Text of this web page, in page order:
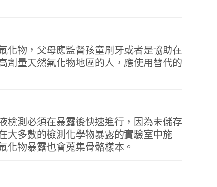
物，父母應監督孩童刷牙或者是協助在
劑量天然氟化物地區的人，應使用替代的
檢測必須在暴露後快速進行，因為未儲存
大多數的檢測化學物暴露的實驗室中施
化物暴露也會蒐集骨骼樣本。